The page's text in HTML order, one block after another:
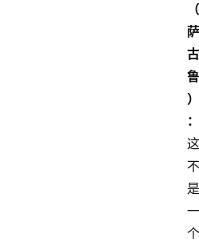
（
萨
古
鲁
）
：
这
不
是
一
个